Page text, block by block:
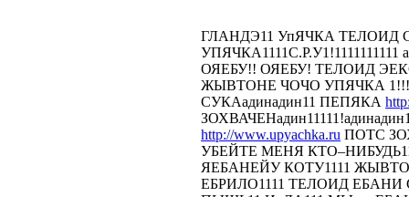
ГЛАНДЭ11 УпЯЧКА ТЕЛОИД
УПЯЧКА1111С.Р.У1!1111111111
ОЯЕБУ!! ОЯЕБУ! ТЕЛОИД
ЖЫВТОНЕ ЧОЧО УПЯЧКА
СУКАадинадин11 ПЕПЯКА
http://www.upyachka.ru ПОТС
УБЕЙТЕ МЕНЯ
ЯЕБАНЕЙУ КОТУ1111
ЕБРИЛО1111 ТЕЛОИД ЕБАНИ